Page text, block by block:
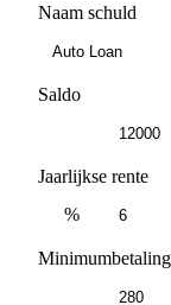
Naam schuld
Saldo
Jaarlijkse rente
%
Minimumbetaling